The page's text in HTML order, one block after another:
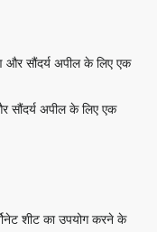
सौंदर्य अपील के लिए एक